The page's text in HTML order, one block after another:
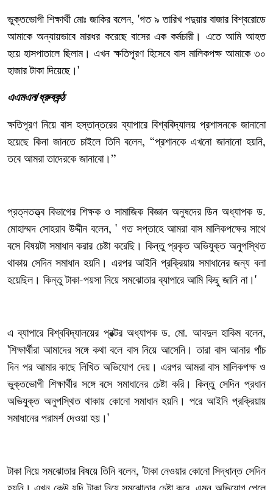
ভুক্তভোগী শিক্ষার্থী মোঃ জাকির বলেন, 'গত ৯ তারিখ পদুয়ার বাজার বিশ্বরোডে
আমাকে অন্যায়ভাবে মারধর করেছে বাসের এক কর্মচারী। এতে আমি আহত
হয়ে হাসপাতালে ছিলাম। এখন ক্ষতিপূরণ হিসেবে বাস মালিকপক্ষ আমাকে ৩০
হাজার টাকা দিয়েছে। '
এএমএন/ধ্রুবকন্ঠ
ক্ষতিপূরণ নিয়ে বাস হস্তান্তরের ব্যাপারে বিশ্ববিদ্যালয় প্রশাসনকে জানানো
হয়েছে কিনা জানতে চাইলে তিনি বলেন, “প্রশানকে এখনো জানানো হয়নি,
তবে আমরা তাদেরকে জানাবো। ”
প্রত্নতত্ত্ব বিভাগের শিক্ষক ও সামাজিক বিজ্ঞান অনুষদের ডিন অধ্যাপক ড.
মোহাম্মদ সোহরাব উদ্দীন বলেন, ' গত সপ্তাহে আমরা বাস মালিকপক্ষের সাথে
বসে বিষয়টা সমাধান করার চেষ্টা করেছি। কিন্তু প্রকৃত অভিযুক্ত অনুপস্থিত
থাকায় সেদিন সমাধান হয়নি। এরপর আইনি প্রক্রিয়ায় সমাধানের জন্য বলা
হয়েছিল। কিন্তু টাকা-পয়সা নিয়ে সমঝোতার ব্যাপারে আমি কিছু জানি না। '
এ ব্যাপারে বিশ্ববিদ্যালয়ের প্রক্টর অধ্যাপক ড.মো. আবদুল হাকিম বলেন,
'শিক্ষার্থীরা আমাদের সঙ্গে কথা বলে বাস নিয়ে আসেনি। তারা বাস আনার পাঁচ
দিন পর আমার কাছে লিখিত অভিযোগ দেয়। এরপর আমরা বাস মালিকপক্ষ ও
ভুক্তভোগী শিক্ষার্থীর সঙ্গে বসে সমাধানের চেষ্টা করি। কিন্তু সেদিন প্রধান
অভিযুক্ত অনুপস্থিত থাকায় কোনো সমাধান হয়নি। পরে আইনি প্রক্রিয়ায়
সমাধানের পরামর্শ দেওয়া হয়। '
টাকা নিয়ে সমঝোতার বিষয়ে তিনি বলেন, 'টাকা নেওয়ার কোনো সিদ্ধান্ত সেদিন